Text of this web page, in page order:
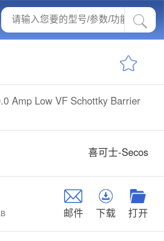
Amp Low VF Schottky Barrier
喜可士-Secos
邮件 下载 打开